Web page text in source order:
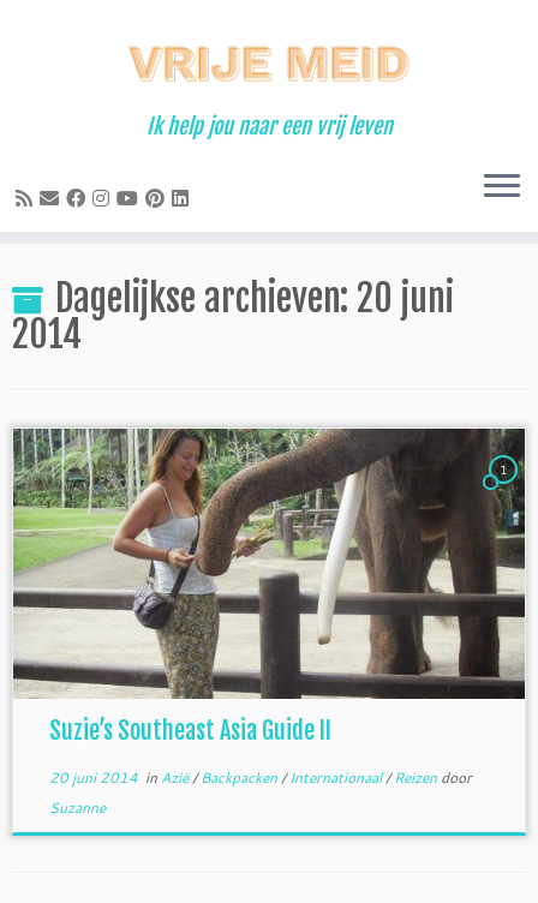
Ik help jou naar een vrij leven
Dagelijkse archieven: 20 juni
2014
1
Suzie’s Southeast Asia Guide II
20 juni 2014in Azië/Backpacken/Internationaal/Reizen door
Suzanne